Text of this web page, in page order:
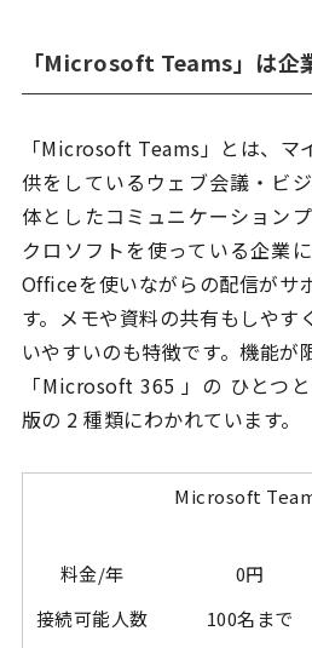
「Microsoft Teams」は企
「Microsoft Teams」とは、マ
供をしているウェブ会議・ビ
体としたコミュニケーション
クロソフトを使っている企業
Officeを使いながらの配信がサ
す。メモや資料の共有もしやす
いやすいのも特徴です。機能が
「Microsoft 365 」の ひとつ
版の 2 種類にわかれています。
Microsoft
料金/年
0円
接続可能人数
100名まで